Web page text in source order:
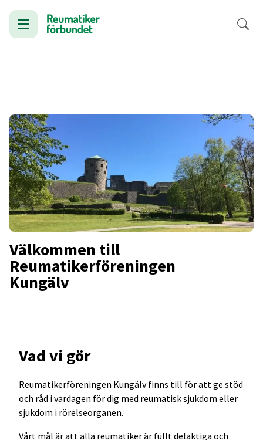
Välkommen till
Reumatikerföreningen
Kungälv
Vad vi gör
Reumatikerföreningen Kungälv finns till för att ge stöd
och råd i vardagen för dig med reumatisk sjukdom eller
sjukdom i rörelseorganen.
Vårt mål är att alla reumatiker är fullt delaktiga och